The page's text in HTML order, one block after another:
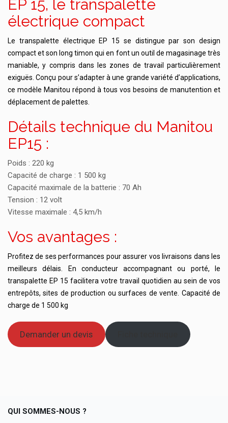
EP 15, le transpalette
électrique compact
Le transpalette électrique EP 15 se distingue par son design
compact et son long timon qui en font un outil de magasinage très
maniable, y compris dans les zones de travail particulièrement
exiguës. Conçu pour s’adapter à une grande variété d’applications,
ce modèle Manitou répond à tous vos besoins de manutention et
déplacement de palettes.
Détails technique du Manitou
EP15 :
Poids : 220 kg
Capacité de charge : 1 500 kg
Capacité maximale de la batterie : 70 Ah
Tension : 12 volt
Vitesse maximale : 4,5 km/h
Vos avantages :
Profitez de ses performances pour assurer vos livraisons dans les
meilleurs délais. En conducteur accompagnant ou porté, le
transpalette EP 15 facilitera votre travail quotidien au sein de vos
entrepôts, sites de production ou surfaces de vente. Capacité de
charge de 1 500 kg
Demander un devis
QUI SOMMES-NOUS ?